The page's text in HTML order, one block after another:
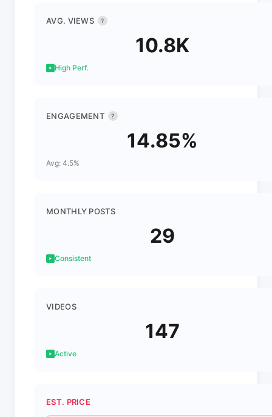
AVG. VIEWS ?
10.8K
High Perf.
ENGAGEMENT ?
14.85%
Avg: 4.5%
MONTHLY POSTS
29
Consistent
VIDEOS
147
Active
EST. PRICE